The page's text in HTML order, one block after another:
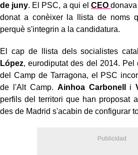
de juny. El PSC, a qui el CEO
donat a conèixer la llista de noms
perquè s'integrin a la candidatura.
El cap de llista dels socialistes
López, eurodiputat des del 2014. Pel
del Camp de Tarragona, el PSC
de l'Alt Camp. Ainhoa Carbonell i
perfils del territori que han proposat
des de Madrid s'acabin de configurar